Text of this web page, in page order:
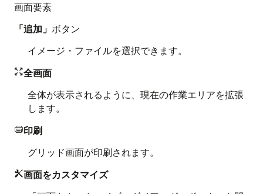
画面要素
「追加」 ボタン
イメージ・ファイルを選択できます。
全画面
全体が表示されるように、現在の作業エリアを拡張
します。
印刷
グリッド画面が印刷されます。
画面をカスタマイズ